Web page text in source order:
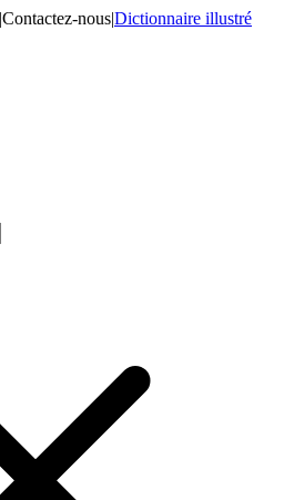
|Contactez-nous|Dictionnaire illustré